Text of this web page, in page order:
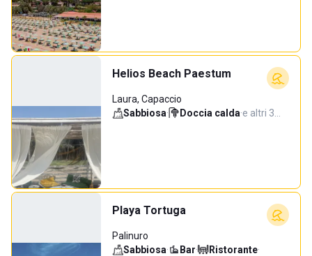
Helios Beach Paestum
Laura, Capaccio
Sabbiosa· Doccia calda·e altri 3…
Playa Tortuga
Palinuro
Sabbiosa· Bar· Ristorante·